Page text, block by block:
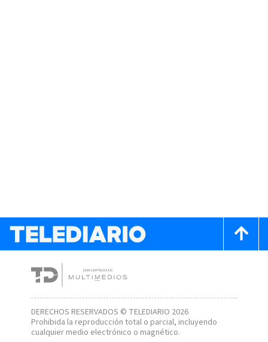
DERECHOS RESERVADOS © TELEDIARIO 2026
Prohibida la reproducción total o parcial, incluyendo
cualquier medio electrónico o magnético.